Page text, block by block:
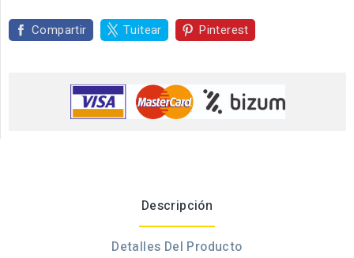
Compartir Tuitear Pinterest
Descripción
Detalles Del Producto